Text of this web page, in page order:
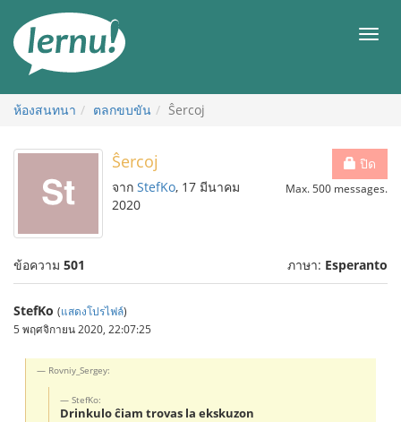
สารบัญ
เมนู
ห้องสนทนา ตลกขบขัน Ŝercoj
ปิด
Max. 500 messages.
Ŝercoj
จาก StefKo, 17 มีนาคม
2020
ข้อความ 501 ภาษา: Esperanto
StefKo (แสดงโปรไฟล์)
5 พฤศจิกายน 2020, 22:07:25
Rovniy_Sergey:
StefKo:
Drinkulo ĉiam trovas la ekskuzon